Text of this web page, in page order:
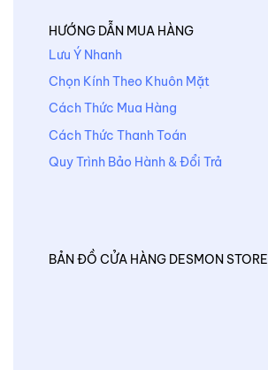
HƯỚNG DẪN MUA HÀNG
Lưu Ý Nhanh
Chọn Kính Theo Khuôn Mặt
Cách Thức Mua Hàng
Cách Thức Thanh Toán
Quy Trình Bảo Hành & Đổi Trả
BẢN ĐỒ CỬA HÀNG DESMON STORE